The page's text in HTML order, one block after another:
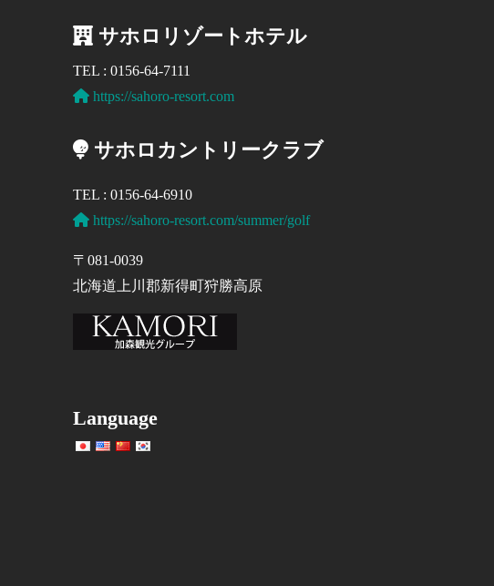
サホロリゾートホテル
TEL : 0156-64-7111
https://sahoro-resort.com
サホロカントリークラブ
TEL : 0156-64-6910
https://sahoro-resort.com/summer/golf
〒081-0039
北海道上川郡新得町狩勝高原
Language